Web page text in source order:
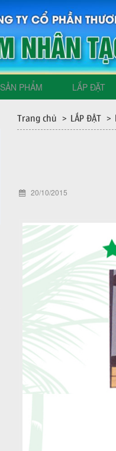
SẢN PHẨM LẮP ĐẶT
Trang chủ > LẮP ĐẶT >
20/10/2015